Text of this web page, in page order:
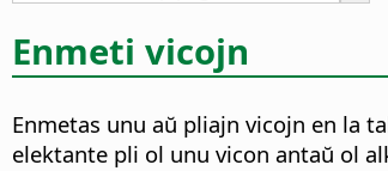
Enmeti vicojn
Enmetas unu aŭ pliajn vicojn en la
elektante pli ol unu vicon antaŭ ol